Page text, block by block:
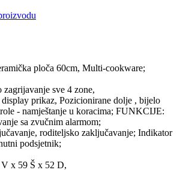
ploča 60cm, Multi-cookware;
sve 4 zone,
prikaz, Pozicionirane dolje , bijelo
- namještanje u koracima; FUNKCIJE:
sa zvučnim alarmom;
roditeljsko zaključavanje; Indikator
podsjetnik;
x 59 Š x 52 D,